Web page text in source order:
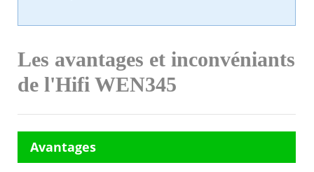
Les avantages et inconvéniants
de l'Hifi WEN345